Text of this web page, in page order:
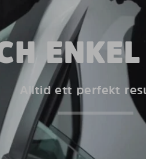
Alltid ett perfekt